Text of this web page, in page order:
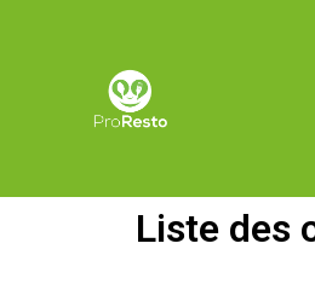
Liste des